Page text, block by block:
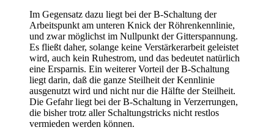
Im Gegensatz dazu liegt bei der B-Schaltung der
Arbeitspunkt am unteren Knick der Röhrenkennlinie,
und zwar möglichst im Nullpunkt der Gitterspannung.
Es fließt daher, solange keine Verstärkerarbeit geleistet
wird, auch kein Ruhestrom, und das bedeutet natürlich
eine Ersparnis. Ein weiterer Vorteil der B-Schaltung
liegt darin, daß die ganze Steilheit der Kennlinie
ausgenutzt wird und nicht nur die Hälfte der Steilheit.
Die Gefahr liegt bei der B-Schaltung in Verzerrungen,
die bisher trotz aller Schaltungstricks nicht restlos
vermieden werden können.